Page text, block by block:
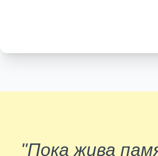
"Пока жива